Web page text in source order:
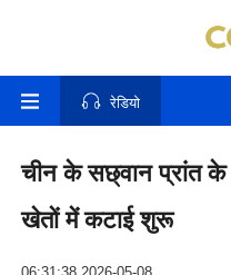
रेडियो
चीन के सछ्वान प्रांत
खेतों में कटाई शुरू